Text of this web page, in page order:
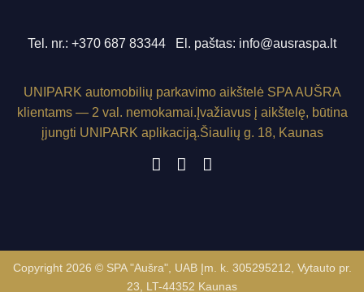
Tel. nr.: +370 687 83344 El. paštas: info@ausraspa.lt
UNIPARK automobilių parkavimo aikštelė SPA AUŠRA
klientams — 2 val. nemokamai. Įvažiavus į aikštelę, būtina
įjungti UNIPARK aplikaciją.Šiaulių g. 18, Kaunas
Copyright 2026 © SPA "Aušra", UAB Įm. k. 305295212, Vytauto pr.
23, LT-44352 Kaunas